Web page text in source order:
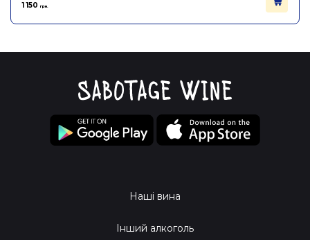
1 150 грн.
Наші вина
Інший алкоголь